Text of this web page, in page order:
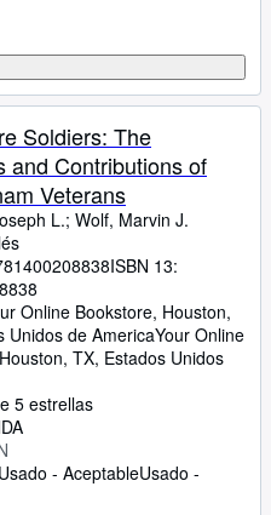
Soldiers: The
and Contributions of
Veterans
L.; Wolf, Marvin J.
ISBN 13:
Online Bookstore, Houston,
Unidos de AmericaYour Online
Houston, TX, Estados Unidos
5 estrellas
- AceptableUsado -